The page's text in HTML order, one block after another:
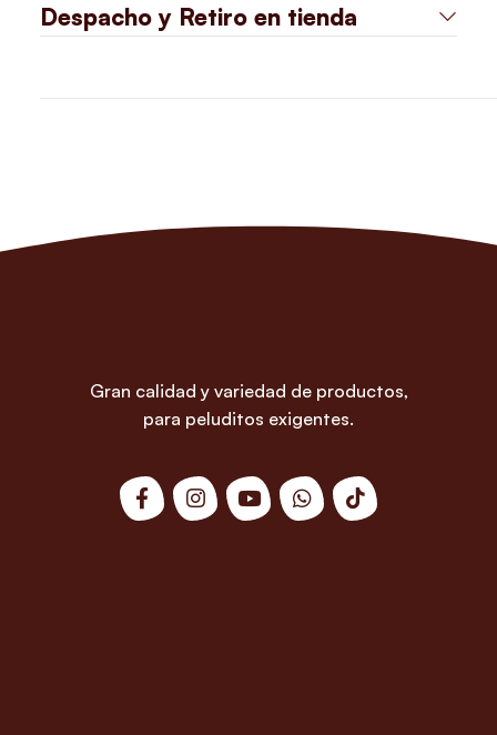
Despacho y Retiro en tienda
Gran calidad y variedad de productos,
para peluditos exigentes.